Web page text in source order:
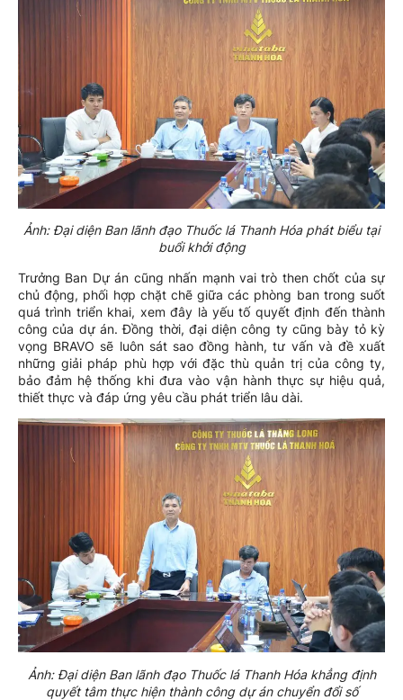
Ảnh: Đại diện Ban lãnh đạo Thuốc lá Thanh Hóa phát biểu tại
buổi khởi động
Trưởng Ban Dự án cũng nhấn mạnh vai trò then chốt của sự
chủ động, phối hợp chặt chẽ giữa các phòng ban trong suốt
quá trình triển khai, xem đây là yếu tố quyết định đến thành
công của dự án. Đồng thời, đại diện công ty cũng bày tỏ kỳ
vọng BRAVO sẽ luôn sát sao đồng hành, tư vấn và đề xuất
những giải pháp phù hợp với đặc thù quản trị của công ty,
bảo đảm hệ thống khi đưa vào vận hành thực sự hiệu quả,
thiết thực và đáp ứng yêu cầu phát triển lâu dài.
Ảnh: Đại diện Ban lãnh đạo Thuốc lá Thanh Hóa khẳng định
quyết tâm thực hiện thành công dự án chuyển đổi số